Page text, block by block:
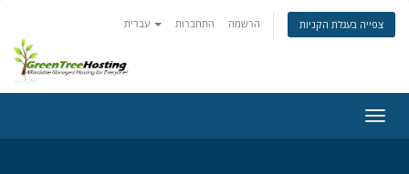
התחברות הרשמה צפייה בעגלת הקניות
ניווט